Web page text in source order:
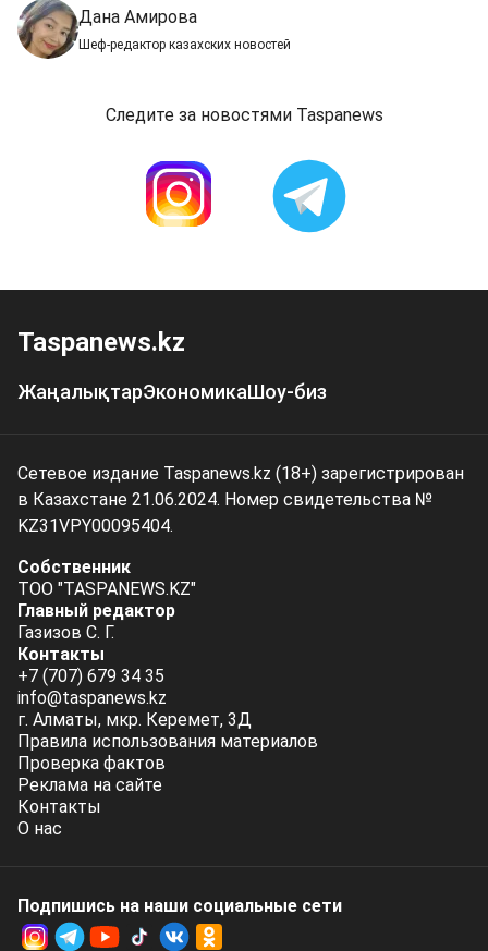
Дана Амирова
Шеф-редактор казахских новостей
Следите за новостями Taspanews
Taspanews.kz
ЖаңалықтарЭкономикаШоу-биз
Сетевое издание Taspanews.kz (18+) зарегистрирован
в Казахстане 21.06.2024. Номер свидетельства №
KZ31VPY00095404.
Собственник
ТОО "TASPANEWS.KZ"
Главный редактор
Газизов С. Г.
Контакты
+7 (707) 679 34 35
info@taspanews.kz
г. Алматы, мкр. Керемет, 3Д
Правила использования материалов
Проверка фактов
Реклама на сайте
Контакты
О нас
Подпишись на наши социальные cети